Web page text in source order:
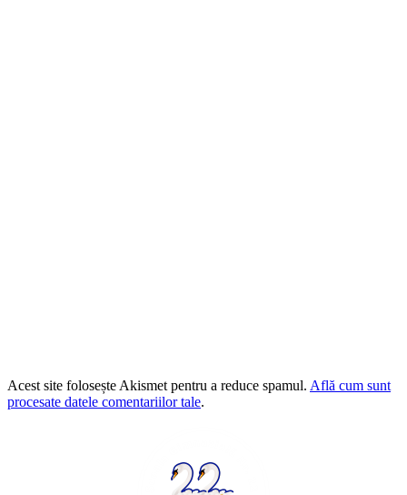
Acest site folosește Akismet pentru a reduce spamul. Află cum sunt
procesate datele comentariilor tale.